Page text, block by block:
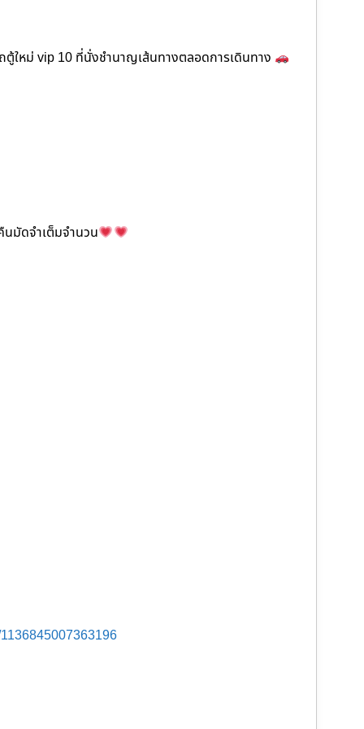
ใหม่ vip 10 ที่นั่งชำนาญเส้นทางตลอดการเดินทาง
นมัดจำเต็มจำนวน